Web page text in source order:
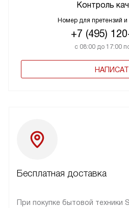
Контроль
Номер для претензий
+7 (495)
с 08:00 до 17:00
Бесплатная доставка
При покупке бытовой техники